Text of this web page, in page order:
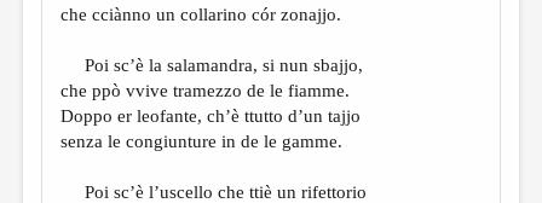
che cciànno un collarino cór zonajjo.
Poi sc’è la salamandra, si nun sbajjo,
che ppò vvive tramezzo de le fiamme.
Doppo er leofante, ch’è ttutto d’un tajjo
senza le congiunture in de le gamme.
Poi sc’è l’uscello che ttiè un rifettorio